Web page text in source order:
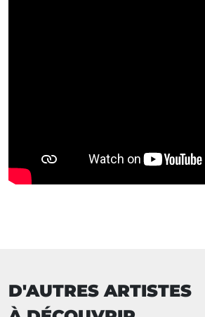
D'AUTRES ARTISTES